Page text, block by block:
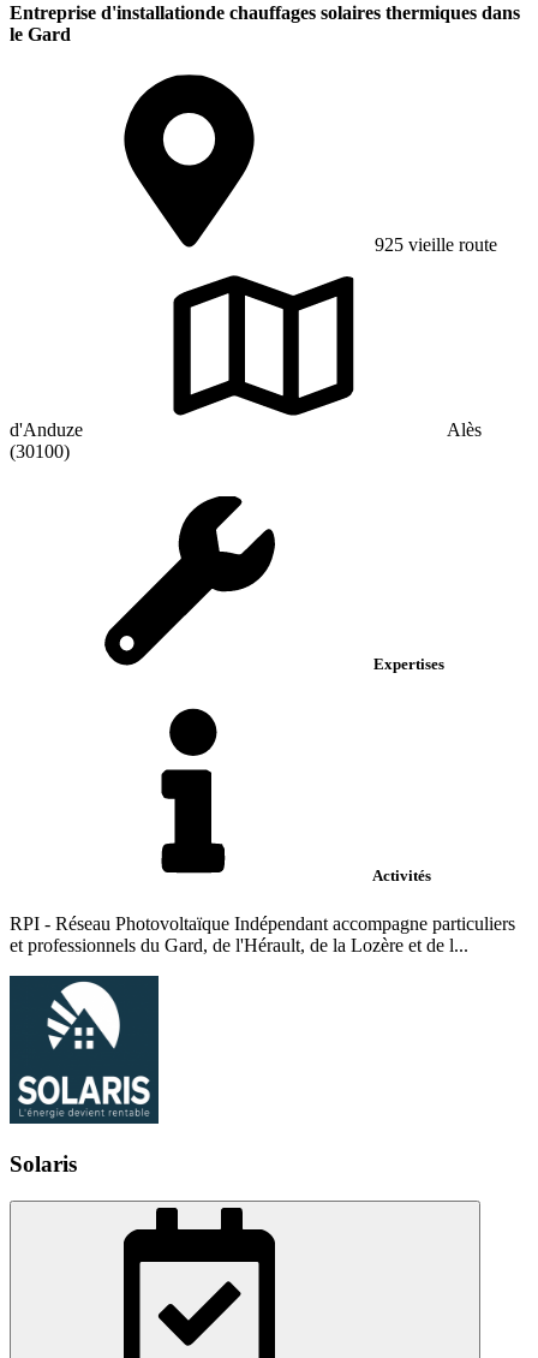
Entreprise d'installationde chauffages solaires thermiques dans
le Gard
925 vieille route
d'Anduze
Alès
(30100)
Expertises
Activités
RPI - Réseau Photovoltaïque Indépendant accompagne particuliers
et professionnels du Gard, de l'Hérault, de la Lozère et de l...
Solaris